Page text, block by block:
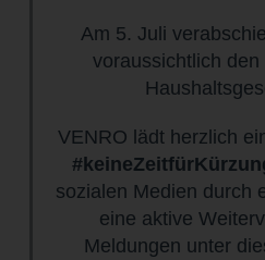
Am 5. Juli
voraussichtlich
VENRO lädt herzlich
sozialen Medien durch
eine aktive
Meldungen unter